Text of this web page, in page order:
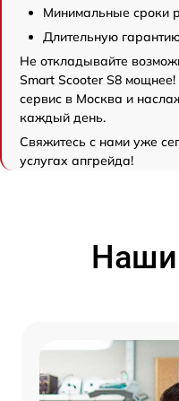
Минимальные сроки
Длительную
Не откладывайте
Smart Scooter S8
сервис в Москва и
каждый день.
Свяжитесь с нами уже
услугах апгрейда!
Наши